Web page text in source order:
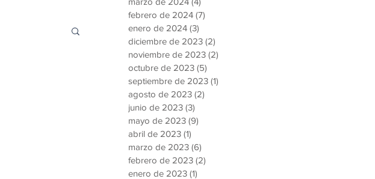
febrero de 2024 (7)
enero de 2024 (3)
diciembre de 2023 (2)
noviembre de 2023 (2)
octubre de 2023 (5)
septiembre de 2023 (1)
agosto de 2023 (2)
junio de 2023 (3)
mayo de 2023 (9)
abril de 2023 (1)
marzo de 2023 (6)
febrero de 2023 (2)
enero de 2023 (1)